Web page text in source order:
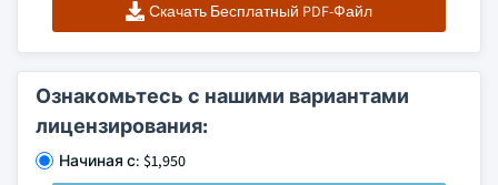
Скачать Бесплатный PDF-Файл
Ознакомьтесь с нашими вариантами
лицензирования:
Начиная с: $1,950